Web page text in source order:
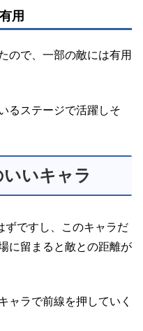
用
ので、一部の敵には有用
るステージで活躍しそ
いキャラ
ずですし、このキャラだ
に留まると敵との距離が
ャラで前線を押していく